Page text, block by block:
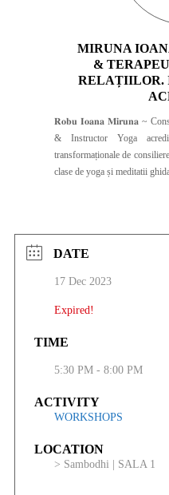
MIRUNA
&
RELAȚIILOR.
𝐑𝐨𝐛𝐮 𝐈𝐨𝐚𝐧𝐚 𝐌𝐢𝐫𝐮𝐧𝐚 ~
& Instructor Yoga
transformaționale de
clase de yoga și meditatii
DATE
17 Dec 2023
Expired!
TIME
5:30 PM - 8:00 PM
ACTIVITY
WORKSHOPS
LOCATION
> Sambodhi | SALA 1